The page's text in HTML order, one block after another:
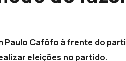
Cafôfo à frente do
eleições no partido.